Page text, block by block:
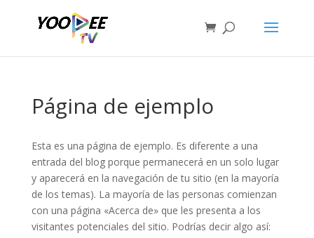
Página de ejemplo
Esta es una página de ejemplo. Es diferente a una
entrada del blog porque permanecerá en un solo lugar
y aparecerá en la navegación de tu sitio (en la mayoría
de los temas). La mayoría de las personas comienzan
con una página «Acerca de» que les presenta a los
visitantes potenciales del sitio. Podrías decir algo así: